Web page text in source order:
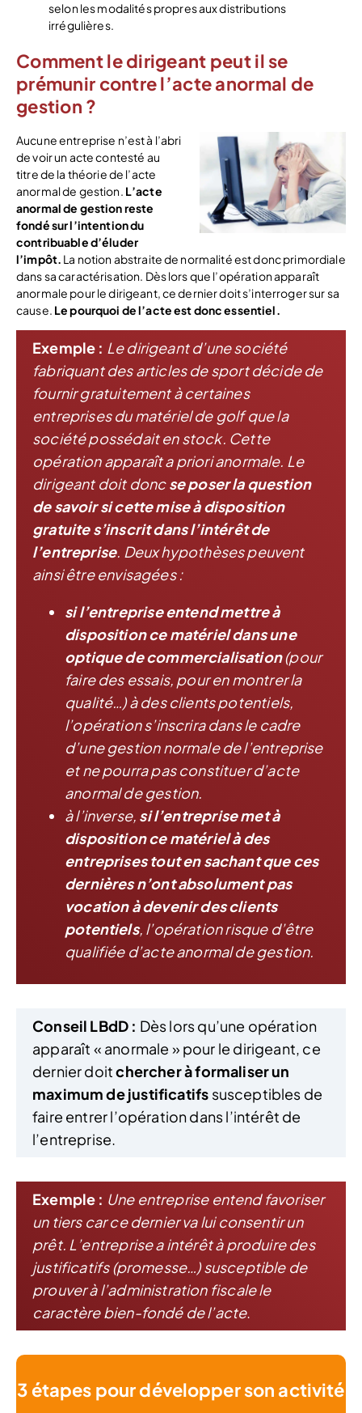
selon les modalités propres aux distributions
irrégulières.
Comment le dirigeant peut il se
prémunir contre l’acte anormal de
gestion ?
Aucune entreprise n’est à l’abri
de voir un acte contesté au
titre de la théorie de l’acte
anormal de gestion. L’acte
anormal de gestion reste
fondé sur l’intention du
contribuable d’éluder
l’impôt. La notion abstraite de normalité est donc primordiale
dans sa caractérisation. Dès lors que l’opération apparaît
anormale pour le dirigeant, ce dernier doit s’interroger sur sa
cause. Le pourquoi de l’acte est donc essentiel.
Exemple : Le dirigeant d’une société
fabriquant des articles de sport décide de
fournir gratuitement à certaines
entreprises du matériel de golf que la
société possédait en stock. Cette
opération apparaît a priori anormale. Le
dirigeant doit doncse poser la question
de savoir si cette mise à disposition
gratuite s’inscrit dans l’intérêt de
l’entreprise. Deux hypothèses peuvent
ainsi être envisagées :
si l’entreprise entend mettre à
disposition ce matériel dans une
optique de commercialisation(pour
faire des essais, pour en montrer la
qualité…) à des clients potentiels,
l’opération s’inscrira dans le cadre
d’une gestion normale de l’entreprise
et ne pourra pas constituer d’acte
anormal de gestion.
à l’inverse, si l’entreprise met à
disposition ce matériel à des
entreprises tout en sachant que ces
dernières n’ont absolument pas
vocation à devenir des clients
potentiels, l’opération risque d’être
qualifiée d’acte anormal de gestion.
Conseil LBdD : Dès lors qu’une opération
apparaît « anormale » pour le dirigeant, ce
dernier doitchercher à formaliser un
maximum de justificatifs susceptibles de
faire entrer l’opération dans l’intérêt de
l’entreprise.
Exemple : Une entreprise entend favoriser
un tiers car ce dernier va lui consentir un
prêt. L’entreprise a intérêt à produire des
justificatifs (promesse…) susceptible de
prouver à l’administration fiscale le
caractère bien-fondé de l’acte.
3 étapes pour développer son activité